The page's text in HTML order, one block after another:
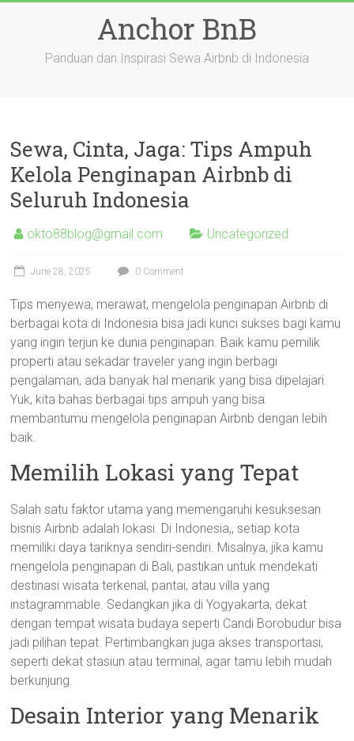
Anchor BnB
Panduan dan Inspirasi Sewa Airbnb di Indonesia
Sewa, Cinta, Jaga: Tips Ampuh
Kelola Penginapan Airbnb di
Seluruh Indonesia
okto88blog@gmail.com Uncategorized
June 28, 2025 0 Comment
Tips menyewa, merawat, mengelola penginapan Airbnb di
berbagai kota di Indonesia bisa jadi kunci sukses bagi kamu
yang ingin terjun ke dunia penginapan. Baik kamu pemilik
properti atau sekadar traveler yang ingin berbagi
pengalaman, ada banyak hal menarik yang bisa dipelajari.
Yuk, kita bahas berbagai tips ampuh yang bisa
membantumu mengelola penginapan Airbnb dengan lebih
baik.
Memilih Lokasi yang Tepat
Salah satu faktor utama yang memengaruhi kesuksesan
bisnis Airbnb adalah lokasi. Di Indonesia,, setiap kota
memiliki daya tariknya sendiri-sendiri. Misalnya, jika kamu
mengelola penginapan di Bali, pastikan untuk mendekati
destinasi wisata terkenal, pantai, atau villa yang
instagrammable. Sedangkan jika di Yogyakarta, dekat
dengan tempat wisata budaya seperti Candi Borobudur bisa
jadi pilihan tepat. Pertimbangkan juga akses transportasi,
seperti dekat stasiun atau terminal, agar tamu lebih mudah
berkunjung.
Desain Interior yang Menarik